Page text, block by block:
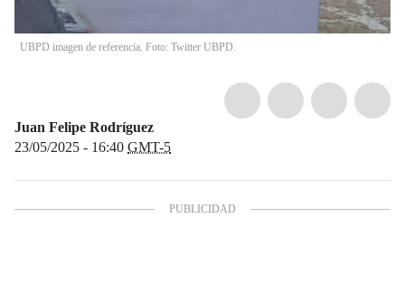
UBPD imagen de referencia. Foto: Twitter UBPD.
Juan Felipe Rodríguez
23/05/2025 - 16:40 GMT-5